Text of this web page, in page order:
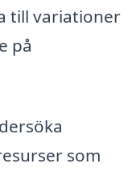
till variationer
på
som